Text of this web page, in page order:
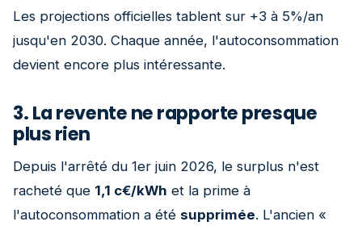
Les projections officielles tablent sur +3 à 5%/an
jusqu'en 2030. Chaque année, l'autoconsommation
devient encore plus intéressante.
3. La revente ne rapporte presque
plus rien
Depuis l'arrêté du 1er juin 2026, le surplus n'est
racheté que 1,1 c€/kWh et la prime à
l'autoconsommation a été supprimée. L'ancien «